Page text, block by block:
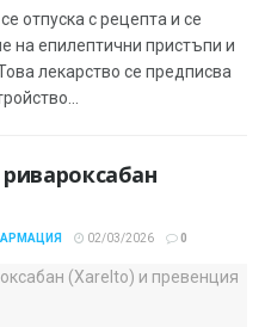
отпуска с рецепта и се
на епилептични пристъпи и
лекарство се предписва
02/03/2026 0